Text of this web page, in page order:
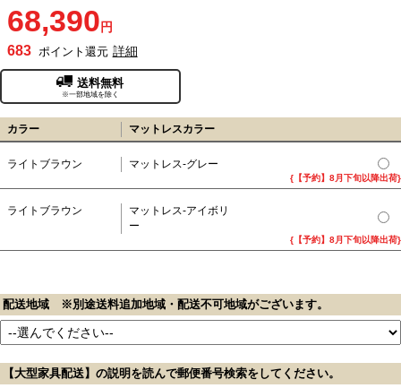
68,390 円
683 ポイント還元 詳細
送料無料
※一部地域を除く
カラー マットレスカラー
ライトブラウン マットレス-グレー
{【予約】8月下旬以降出荷}
ライトブラウン
マットレス-アイボリ
ー
{【予約】8月下旬以降出荷}
配送地域 ※別途送料追加地域・配送不可地域がございます。
【大型家具配送】の説明を読んで郵便番号検索をしてください。